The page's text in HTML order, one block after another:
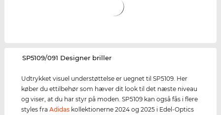
‌SP5109/091 Designer briller
Udtrykket visuel understøttelse er uegnet til SP5109. Her
køber du ettilbehør som hæver dit look til det næste niveau
og viser, at du har styr på moden. SP5109 kan også fås i flere
styles fraAdidas kollektionerne 2024 og 2025 i Edel-Optics